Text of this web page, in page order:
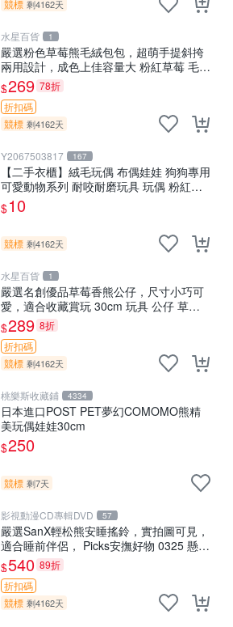
競標 剩4162天
水星百貨 1
嚴選粉色草莓熊毛絨包包，超萌手提斜挎
兩用設計，成色上佳容量大 粉紅草莓 毛絨
包 超大容量
$269 78折
折扣碼
競標 剩4162天
Y2067503817 167
【二手衣櫃】絨毛玩偶 布偶娃娃 狗狗專用
可愛動物系列 耐咬耐磨玩具 玩偶 粉紅熊
寵物玩具 1120929
$10
競標 剩4162天
水星百貨 1
嚴選名創優品草莓香熊公仔，尺寸小巧可
愛，適合收藏賞玩 30cm 玩具 公仔 草莓
熊
$289 8折
折扣碼
競標 剩4162天
桃樂斯收藏鋪 4334
日本進口POST PET夢幻COMOMO熊精
美玩偶娃娃30cm
$250
競標 剩7天
影視動漫CD專輯DVD 57
嚴選SanX輕松熊安睡搖鈴，實拍圖可見，
適合睡前伴侶， Picks安撫好物 0325 懸吊
電腦
$540 89折
折扣碼
競標 剩4162天